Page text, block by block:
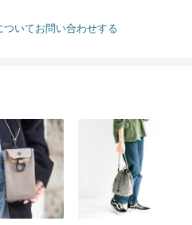
ついてお問い合わせする